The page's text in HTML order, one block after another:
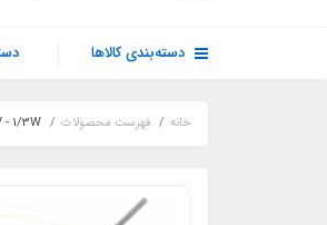
دسته‌بندی کالاها
خانه فهرست محصولات - 1/3W